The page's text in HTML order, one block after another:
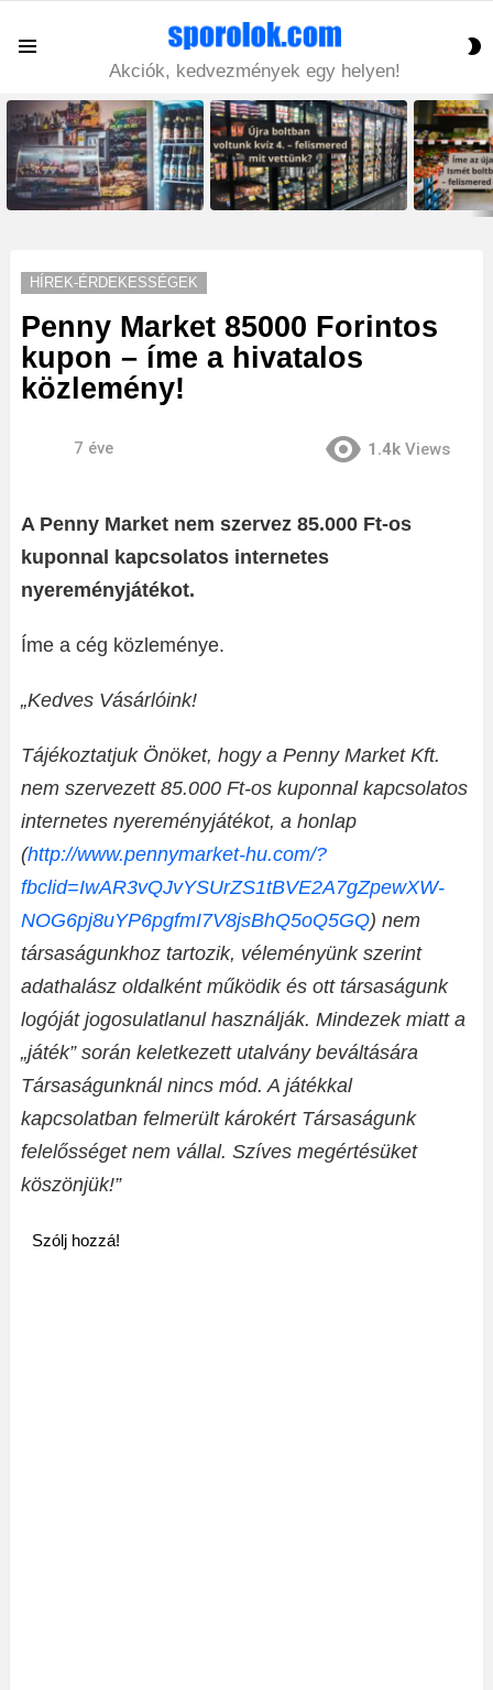
Akciók, kedvezmények egy helyen!
LATEST
STORIES
HÍREK-ÉRDEKESSÉGEK
Penny Market 85000 Forintos
kupon – íme a hivatalos
közlemény!
7 éve 1.4k Views
A Penny Market nem szervez 85.000 Ft-os
kuponnal kapcsolatos internetes
nyereményjátékot.
Íme a cég közleménye.
„Kedves Vásárlóink!
Tájékoztatjuk Önöket, hogy a Penny Market Kft.
nem szervezett 85.000 Ft-os kuponnal kapcsolatos
internetes nyereményjátékot, a honlap
(http://www.pennymarket-hu.com/?
fbclid=IwAR3vQJvYSUrZS1tBVE2A7gZpewXW-
NOG6pj8uYP6pgfmI7V8jsBhQ5oQ5GQ) nem
társaságunkhoz tartozik, véleményünk szerint
adathalász oldalként működik és ott társaságunk
logóját jogosulatlanul használják. Mindezek miatt a
„játék” során keletkezett utalvány beváltására
Társaságunknál nincs mód. A játékkal
kapcsolatban felmerült károkért Társaságunk
felelősséget nem vállal. Szíves megértésüket
köszönjük!”
Szólj hozzá!